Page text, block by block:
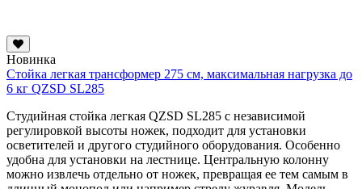
Новинка
Стойка легкая трансформер 275 см, максимальная нагрузка до
6 кг QZSD SL285
Студийная стойка легкая QZSD SL285 с независимой
регулировкой высоты ножек, подходит для установки
осветителей и другого студийного оборудования. Особенно
удобна для установки на лестнице. Центральную колонну
можно извлечь отдельно от ножек, превращая ее тем самым в